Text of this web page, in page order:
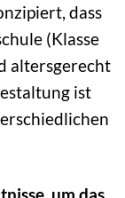
dass
(Klasse
altersgerecht
ist
um das